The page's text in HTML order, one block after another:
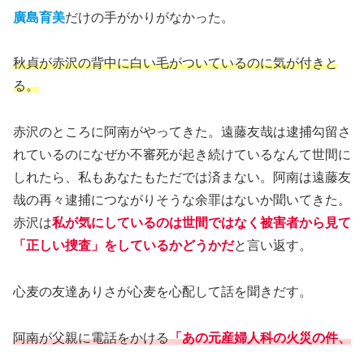
廣島育美だけの手がかりがなかった。
秋貞が赤沢の背中に白い毛がついているのに気が付きと
る。
赤沢のところに阿南がやってきた。遠藤友哉は逮捕勾留さ
れているのになぜか不審死が起き続けているなんて世間に
しれたら、私もあなたもただでは済まない。阿南は遠藤友
哉の再々逮捕につながりそうな余罪はないか聞いてきた。
赤沢は私が気にしているのは世間ではなく被害者から見て
「正しい捜査」をしているかどうかだと言い返す。
心麦の友達ありさが心麦を心配して話を聞きだす。
阿南が父親に電話をかける「あの元産婦人科の火災の件、